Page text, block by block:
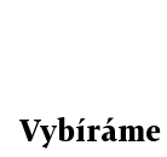
Vybíráme